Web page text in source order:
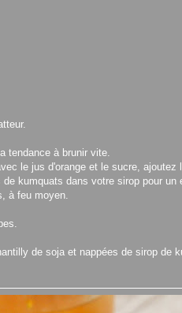
tendance à brunir vite.
le jus d'orange et le sucre,
kumquats dans votre sirop pour un
à feu moyen.
de soja et nappées de sirop de